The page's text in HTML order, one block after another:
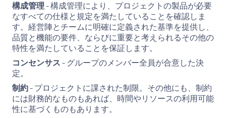
構成管理- 構成管理により、プロジェクトの製品が必要
なすべての仕様と規定を満たしていることを確認しま
す。経営陣とチームに明確に定義された基準を提供し、
品質と機能の要件、ならびに重要と考えられるその他の
特性を満たしていることを保証します。
コンセンサス- グループのメンバー全員が合意した決
定。
制約- プロジェクトに課された制限。その他にも、制約
には財務的なものもあれば、時間やリソースの利用可能
性に基づくものもあります。